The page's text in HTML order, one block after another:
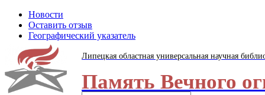
Новости
Оставить отзыв
Географический указатель
Липецкая областная универсальная научная
Память Вечного